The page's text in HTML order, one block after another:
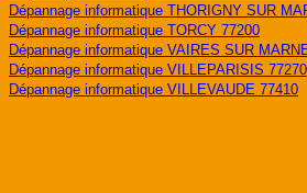
Dépannage informatique THORIGNY SUR
Dépannage informatique TORCY 77200
Dépannage informatique VAIRES SUR
Dépannage informatique VILLEPARISIS 77270
Dépannage informatique VILLEVAUDE 77410